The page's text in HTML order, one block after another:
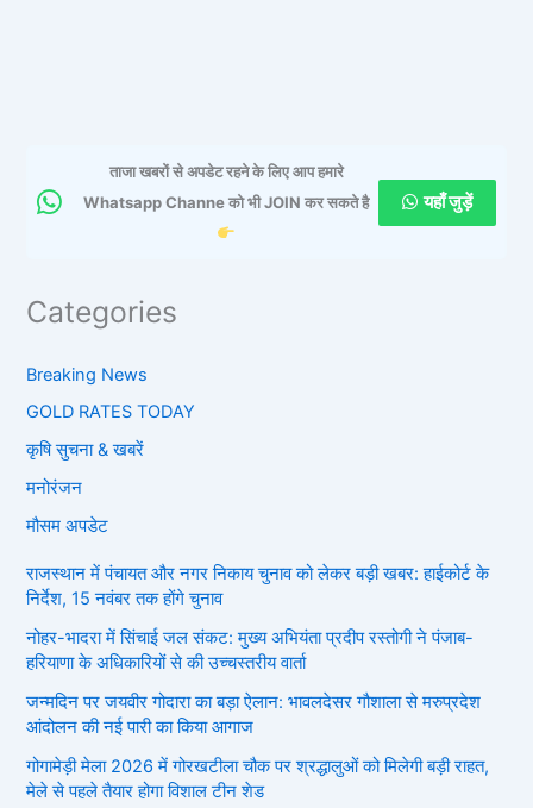
ताजा खबरों से अपडेट रहने के लिए आप हमारे
Whatsapp Channe को भी JOIN कर सकते है
यहाँ जुड़ें
Categories
Breaking News
GOLD RATES TODAY
कृषि सुचना & खबरें
मनोरंजन
मौसम अपडेट
राजस्थान में पंचायत और नगर निकाय चुनाव को लेकर बड़ी खबर: हाईकोर्ट के
निर्देश, 15 नवंबर तक होंगे चुनाव
नोहर-भादरा में सिंचाई जल संकट: मुख्य अभियंता प्रदीप रस्तोगी ने पंजाब-
हरियाणा के अधिकारियों से की उच्चस्तरीय वार्ता
जन्मदिन पर जयवीर गोदारा का बड़ा ऐलान: भावलदेसर गौशाला से मरुप्रदेश
आंदोलन की नई पारी का किया आगाज
गोगामेड़ी मेला 2026 में गोरखटीला चौक पर श्रद्धालुओं को मिलेगी बड़ी राहत,
मेले से पहले तैयार होगा विशाल टीन शेड